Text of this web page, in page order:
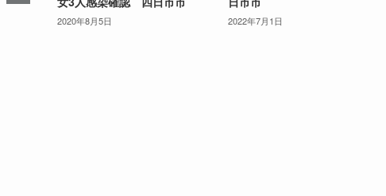
2020年8月5日 2022年7月1日